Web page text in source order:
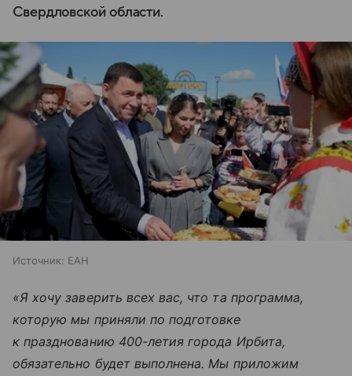
Свердловской области.
Источник: ЕАН
«Я хочу заверить всех вас, что та программа,
которую мы приняли по подготовке
к празднованию 400-летия города Ирбита,
обязательно будет выполнена. Мы приложим